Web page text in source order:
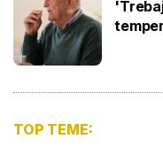
TOP TEME: